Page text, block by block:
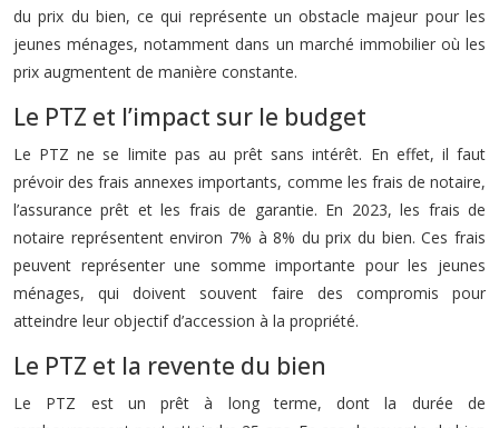
du prix du bien, ce qui représente un obstacle majeur pour les
jeunes ménages, notamment dans un marché immobilier où les
prix augmentent de manière constante.
Le PTZ et l’impact sur le budget
Le PTZ ne se limite pas au prêt sans intérêt. En effet, il faut
prévoir des frais annexes importants, comme les frais de notaire,
l’assurance prêt et les frais de garantie. En 2023, les frais de
notaire représentent environ 7% à 8% du prix du bien. Ces frais
peuvent représenter une somme importante pour les jeunes
ménages, qui doivent souvent faire des compromis pour
atteindre leur objectif d’accession à la propriété.
Le PTZ et la revente du bien
Le PTZ est un prêt à long terme, dont la durée de